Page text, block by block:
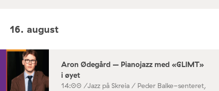
16. august
Aron Ødegård – Pianojazz med «GLIMT»
i øyet
14:00 /Jazz på Skreia / Peder Balke-senteret,